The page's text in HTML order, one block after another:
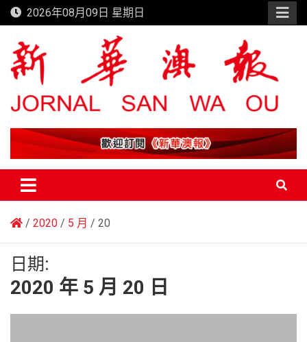
Skip
to
content
2026年08月09日 星期日
新華澳報
2020 5 月 20
日期:
2020 年 5 月 20 日